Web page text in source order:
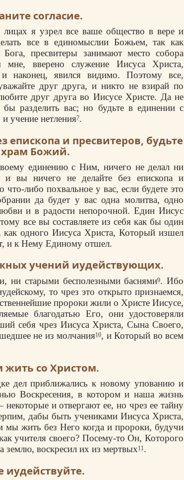
согласие.
я узрел все ваше общество в вере и
все в единомыслии Божьем, так как
Бога, пресвитеры занимают место собора
мне, вверено служение Иисуса Христа,
явился видимо. Поэтому все,
друг друга, и никто не взирай по
друг друга во Иисусе Христе. Да не
разделить вас; но будьте в единении с
учение нетления7.
епископа и пресвитеров, будьте
Божий.
единению с Ним, ничего не делал ни
вы ничего не делайте без епископа и
либо похвальное у вас, если будете это
да будет у вас одна молитва, одно
и в радости непорочной. Един Иисус
все вы составляете из себя как бы один
одного Иисуса Христа, Который изшел
и к Нему Единому отшел.
учений иудействующих.
ни старыми бесполезными баснями9. Ибо
то чрез это открыто признаемся,
пророки жили о Христе Иисусе,
благодатью Его, они удостоверяли
себя чрез Иисуса Христа, Сына Своего,
не из молчания10, и Который во всем
жить со Христом.
дел приближались к новому упованию и
Воскресения, в котором и наша жизнь
и отвергают ее, но чрез ее тайну
дабы быть учениками Иисуса Христа,
мы жить без Него когда и пророки, будучи
учителя своего? Посему-то Он, Которого
землю, воскресил их из мертвых11.
иудействуйте.